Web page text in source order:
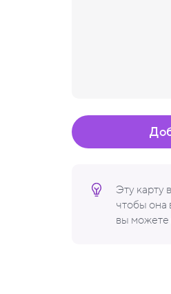
Эту карту
чтобы она
вы можете